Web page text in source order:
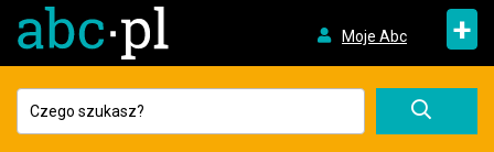
Moje Abc +